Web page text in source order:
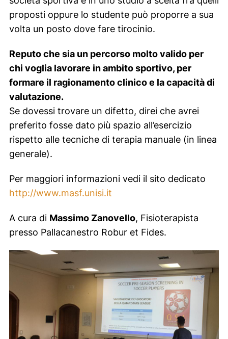
proposti oppure lo studente può proporre a sua
volta un posto dove fare tirocinio.
Reputo che sia un percorso molto valido per
chi voglia lavorare in ambito sportivo, per
formare il ragionamento clinico e la capacità di
valutazione.
Se dovessi trovare un difetto, direi che avrei
preferito fosse dato più spazio all’esercizio
rispetto alle tecniche di terapia manuale (in linea
generale).
Per maggiori informazioni vedi il sito dedicato
http://www.masf.unisi.it
A cura di Massimo Zanovello, Fisioterapista
presso Pallacanestro Robur et Fides.